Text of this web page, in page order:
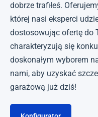
dobrze trafiłeś.
której nasi eksperci
dostosowując ofertę do
charakteryzują się
doskonałym wyborem
nami, aby uzyskać
garażową już dziś!